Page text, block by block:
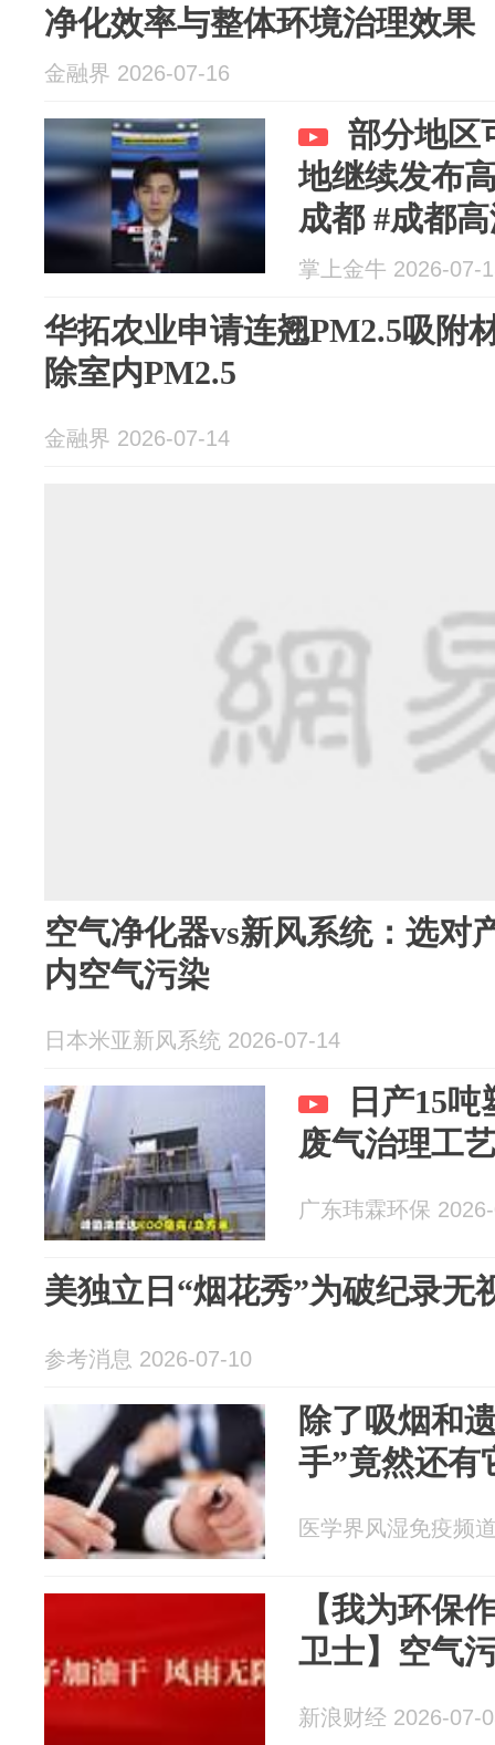
净化效率与整体环境治理效果
金融界 2026-07-16
部分地区
地继续发布
成都 #成都
暴雨 #权威
掌上金牛 2026-07-
华拓农业申请连翘PM2.5吸附
除室内PM2.5
金融界 2026-07-14
空气净化器vs新风系统：选对
内空气污染
日本米亚新风系统 2026-07-14
日产15
废气治理工
广东玮霖环保
美独立日“烟花秀”为破纪录无
参考消息 2026-07-10
除了吸烟和
手”竟然还
医学界风湿免疫频
【我为环保
卫士】空气
新浪财经 2026-07-